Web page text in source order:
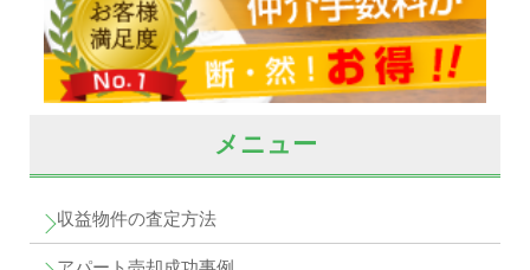
メニュー
収益物件の査定方法